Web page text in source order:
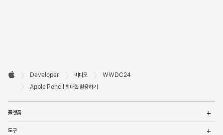
Developer
바닥글

Apple
Developer 비디오
WWDC24
Apple Pencil 최대한 활용하기
플랫폼
도구